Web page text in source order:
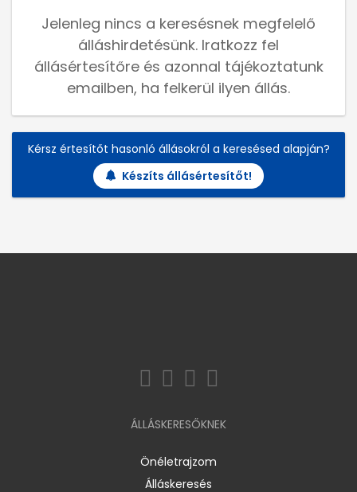
Jelenleg nincs a keresésnek megfelelő
álláshirdetésünk. Iratkozz fel
állásértesítőre és azonnal tájékoztatunk
emailben, ha felkerül ilyen állás.
Kérsz értesítőt hasonló állásokról a keresésed alapján?
Készíts állásértesítőt!
ÁLLÁSKERESŐKNEK
Önéletrajzom
Álláskeresés